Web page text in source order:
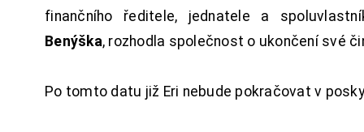
finančního ředitele, jednatele a
Benýška, rozhodla společnost o ukončení své
Po tomto datu již Eri nebude pokračovat v